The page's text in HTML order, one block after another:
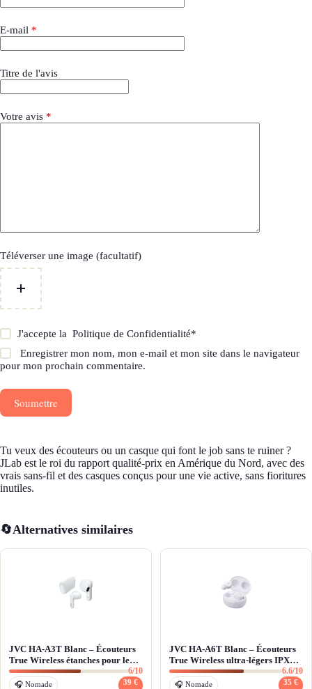
E-mail *
Titre de l'avis
Votre avis *
Téléverser une image (facultatif)
J'accepte laPolitique de Confidentialité*
Enregistrer mon nom, mon e-mail et mon site dans le navigateur
pour mon prochain commentaire.
Soumettre
Tu veux des écouteurs ou un casque qui font le job sans te ruiner ?
JLab est le roi du rapport qualité-prix en Amérique du Nord, avec des
vrais sans-fil et des casques conçus pour une vie active, sans fioritures
inutiles.
🔄Alternatives similaires
JVC HA-A3T Blanc – Écouteurs
True Wireless étanches pour le
quotidien
6/10
🎧 Nomade 39 €
JVC HA-A6T Blanc – Écouteurs
True Wireless ultra-légers IPX4
pour sport et mobilité
6.6/10
🎧 Nomade 35 €